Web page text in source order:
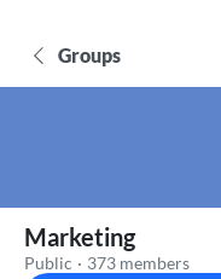
Groups
Marketing
Public · 373 members